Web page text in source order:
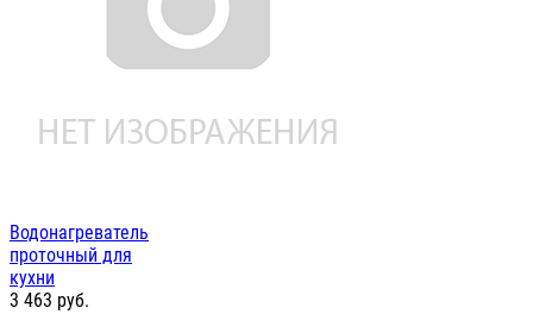
Водонагреватель
проточный для
кухни
3 463 руб.